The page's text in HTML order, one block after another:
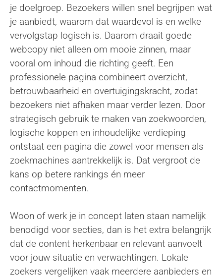
je doelgroep. Bezoekers willen snel begrijpen wat
je aanbiedt, waarom dat waardevol is en welke
vervolgstap logisch is. Daarom draait goede
webcopy niet alleen om mooie zinnen, maar
vooral om inhoud die richting geeft. Een
professionele pagina combineert overzicht,
betrouwbaarheid en overtuigingskracht, zodat
bezoekers niet afhaken maar verder lezen. Door
strategisch gebruik te maken van zoekwoorden,
logische koppen en inhoudelijke verdieping
ontstaat een pagina die zowel voor mensen als
zoekmachines aantrekkelijk is. Dat vergroot de
kans op betere rankings én meer
contactmomenten.
Woon of werk je in concept laten staan namelijk
benodigd voor secties, dan is het extra belangrijk
dat de content herkenbaar en relevant aanvoelt
voor jouw situatie en verwachtingen. Lokale
zoekers vergelijken vaak meerdere aanbieders en